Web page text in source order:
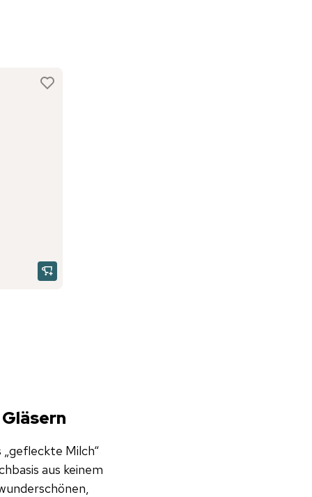
Milch“
aus keinem